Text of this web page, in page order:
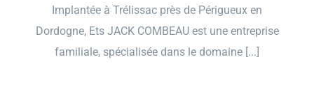
Implantée à Trélissac près de Périgueux en
Dordogne, Ets JACK COMBEAU est une entreprise
familiale, spécialisée dans le domaine [...]